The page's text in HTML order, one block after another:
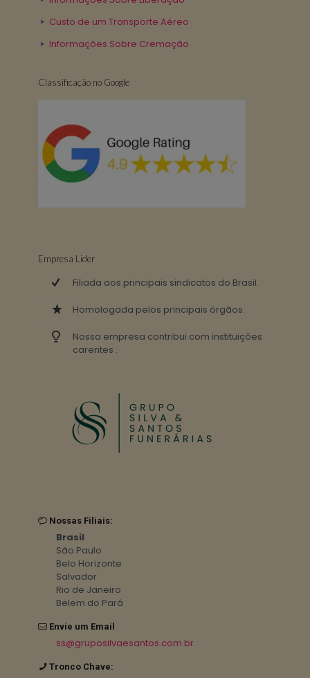
Custo de um Transporte Aéreo
Informações Sobre Cremação
Classificação no Google
Empresa Lider
Filiada aos principais sindicatos do Brasil.
Homologada pelos principais órgãos.
Nossa empresa contribui com instituições
carentes .
Nossas Filiais:
Brasil
São Paulo
Belo Horizonte
Salvador
Rio de Janeiro
Belem do Pará
Envie um Email
ss@gruposilvaesantos.com.br
Tronco Chave: